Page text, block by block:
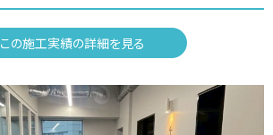
この施工実績の詳細を見る